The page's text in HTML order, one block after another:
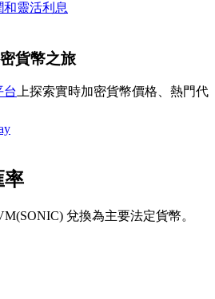
靈活利息
貨幣之旅
台上探索實時加密貨幣價格、熱門代
率
兌換為主要法定貨幣。